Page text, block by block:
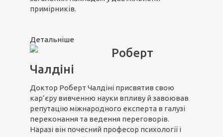
примірників.
Детальніше
Роберт
Чалдіні
Доктор Роберт Чалдіні присвятив свою
кар’єру вивченню науки впливу й завоював
репутацію міжнародного експерта в галузі
переконання та ведення переговорів.
Наразі він почесний професор психології і